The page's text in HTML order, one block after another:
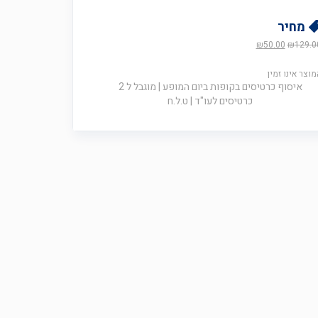
מחיר
₪המחיר
היה:
₪129.00.
₪50.00
₪50.00.
אינו זמין
איסוף כרטיסים בקופות ביום המופע | מוגבל ל 2
כרטיסים לעו"ד | ט.ל.ח